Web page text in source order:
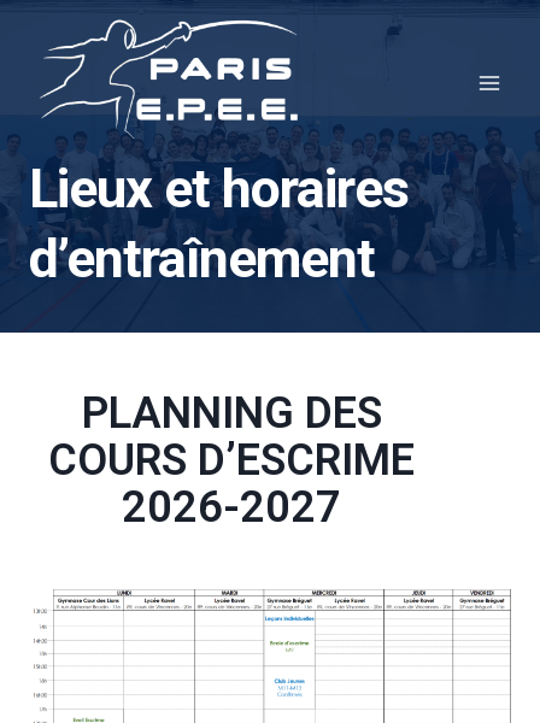
contenu
Lieux et horaires
d’entraînement
PLANNING DES
COURS D’ESCRIME
2026-2027